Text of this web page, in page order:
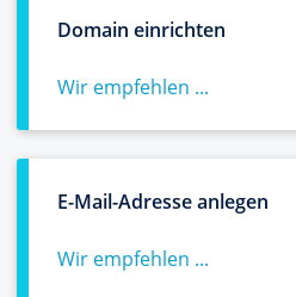
Domain einrichten
Wir empfehlen ...
E-Mail-Adresse anlegen
Wir empfehlen ...